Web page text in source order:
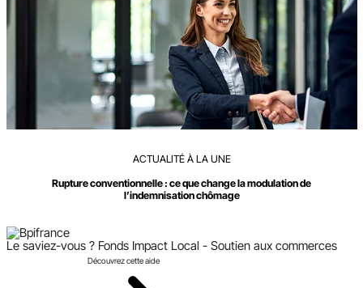
ACTUALITÉ À LA UNE
Rupture conventionnelle : ce que change la modulation de
l’indemnisation chômage
Le saviez-vous ? Fonds Impact Local - Soutien aux commerces
Découvrez cette aide